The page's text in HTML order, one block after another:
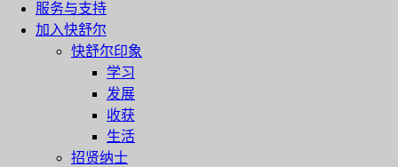
服务与支持
加入快舒尔
快舒尔印象
学习
发展
收获
生活
招贤纳士